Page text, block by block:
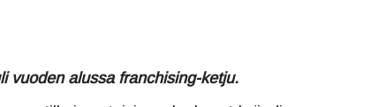
vuoden alussa franchising-ketju.